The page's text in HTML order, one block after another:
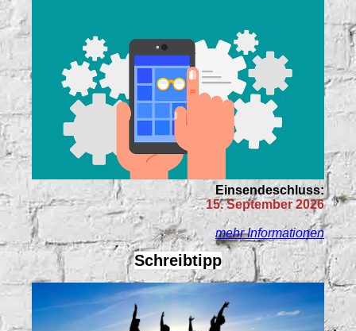
Einsendeschluss:
15. September 2026
mehr Informationen
Schreibtipp